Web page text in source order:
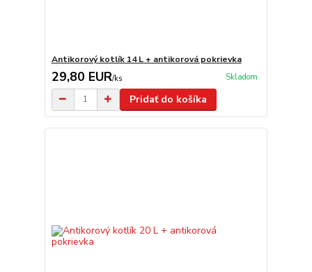
Antikorový kotlík 14 L + antikorová pokrievka
29,80 EUR/ks Skladom
Pridať do košíka